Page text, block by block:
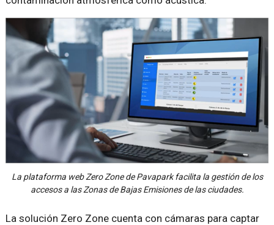
La plataforma web Zero Zone de Pavapark facilita la gestión de los
accesos a las Zonas de Bajas Emisiones de las ciudades.
La solución Zero Zone cuenta con cámaras para captar